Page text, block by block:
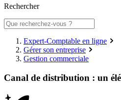
Rechercher
Expert-Comptable en ligne
Gérer son entreprise
Gestion commerciale
Canal de distribution : un